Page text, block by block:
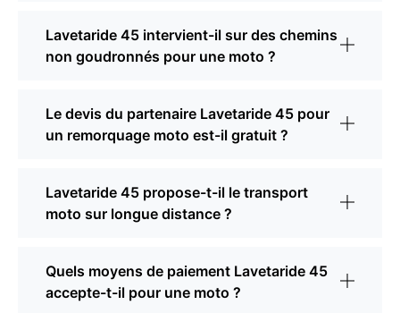
Lavetaride 45 intervient-il sur des chemins
non goudronnés pour une moto ?
Le devis du partenaire Lavetaride 45 pour
un remorquage moto est-il gratuit ?
Lavetaride 45 propose-t-il le transport
moto sur longue distance ?
Quels moyens de paiement Lavetaride 45
accepte-t-il pour une moto ?